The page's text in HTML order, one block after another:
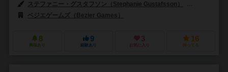
ステファニー・グスタフソン（Stephanie Gustafsson）
ベジエゲームズ（Bezier Games）
8
興味あり
9
経験あり
3
お気に入り
16
持ってる